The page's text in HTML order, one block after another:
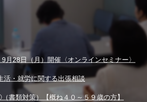
月28日（月）開催〈オンラインセミナー〉
活・就労に関する出張相談
書類対策）【概ね４０～５９歳の方】